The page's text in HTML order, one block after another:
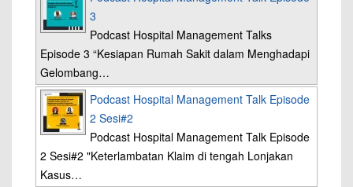
3
Podcast Hospital Management Talks
Episode 3 “Kesiapan Rumah Sakit dalam Menghadapi
Gelombang…
Podcast Hospital Management Talk Episode
2 Sesi#2
Podcast Hospital Management Talk Episode
2 Sesi#2 "Keterlambatan Klaim di tengah Lonjakan
Kasus…